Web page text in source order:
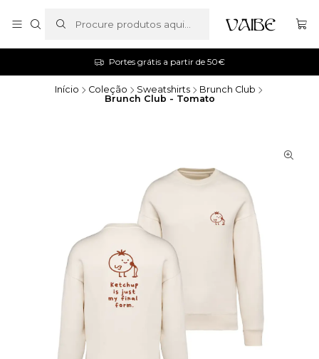
Portes grátis a partir de 50€
Início Coleção Sweatshirts
Brunch Club
Brunch Club - Tomato